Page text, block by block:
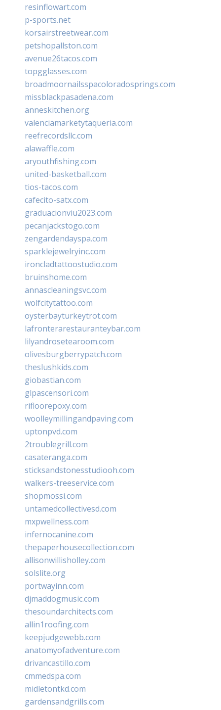
resinflowart.com
p-sports.net
korsairstreetwear.com
petshopallston.com
avenue26tacos.com
topgglasses.com
broadmoornailsspacoloradosprings.com
missblackpasadena.com
anneskitchen.org
valenciamarketytaqueria.com
reefrecordsllc.com
alawaffle.com
aryouthfishing.com
united-basketball.com
tios-tacos.com
cafecito-satx.com
graduacionviu2023.com
pecanjackstogo.com
zengardendayspa.com
sparklejewelryinc.com
ironcladtattoostudio.com
bruinshome.com
annascleaningsvc.com
wolfcitytattoo.com
oysterbayturkeytrot.com
lafronterarestauranteybar.com
lilyandrosetearoom.com
olivesburgberrypatch.com
theslushkids.com
giobastian.com
glpascensori.com
rifloorepoxy.com
woolleymillingandpaving.com
uptonpvd.com
2troublegrill.com
casateranga.com
sticksandstonesstudiooh.com
walkers-treeservice.com
shopmossi.com
untamedcollectivesd.com
mxpwellness.com
infernocanine.com
thepaperhousecollection.com
allisonwillisholley.com
solslite.org
portwayinn.com
djmaddogmusic.com
thesoundarchitects.com
allin1roofing.com
keepjudgewebb.com
anatomyofadventure.com
drivancastillo.com
cmmedspa.com
midletontkd.com
gardensandgrills.com